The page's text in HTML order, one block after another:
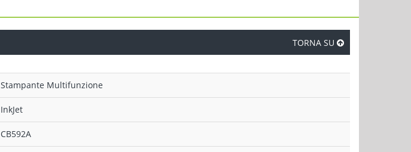
TORNA SU
Stampante Multifunzione
InkJet
CB592A